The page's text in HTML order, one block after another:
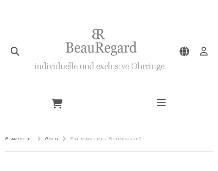
Startseite Gold Ein maritimes Schmuckstück voller Eleganz